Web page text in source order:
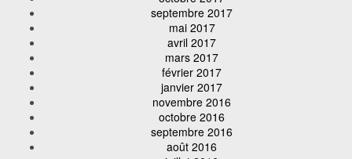
septembre 2017
mai 2017
avril 2017
mars 2017
février 2017
janvier 2017
novembre 2016
octobre 2016
septembre 2016
août 2016